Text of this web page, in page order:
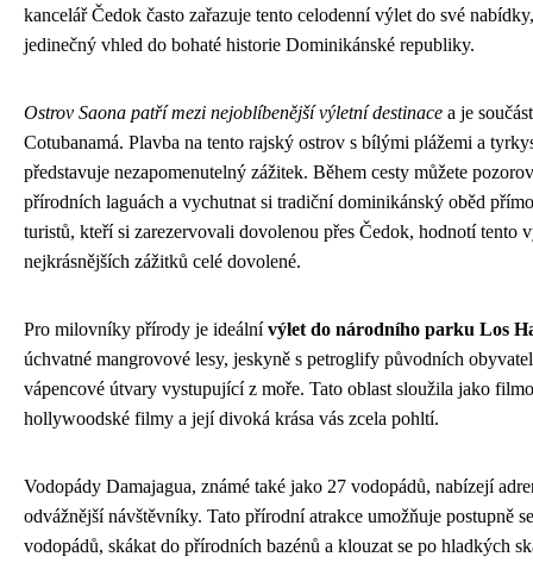
kancelář Čedok často zařazuje tento celodenní výlet do své
jedinečný vhled do bohaté historie Dominikánské republiky.
Ostrov Saona patří mezi nejoblíbenější výletní destinace a je
Cotubanamá. Plavba na tento rajský ostrov s bílými plážemi a
představuje nezapomenutelný zážitek. Během cesty můžete
přírodních laguách a vychutnat si tradiční dominikánský oběd
turistů, kteří si zarezervovali dovolenou přes Čedok, hodnotí tento
nejkrásnějších zážitků celé dovolené.
Pro milovníky přírody je ideálnívýlet do národního parku Los
úchvatné mangrovové lesy, jeskyně s petroglify původních
vápencové útvary vystupující z moře. Tato oblast sloužila jako
hollywoodské filmy a její divoká krása vás zcela pohltí.
Vodopády Damajagua, známé také jako 27 vodopádů, nabízejí
odvážnější návštěvníky. Tato přírodní atrakce umožňuje postupně
vodopádů, skákat do přírodních bazénů a klouzat se po hladkých